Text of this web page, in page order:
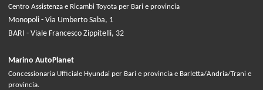
Centro Assistenza e Ricambi Toyota per Bari e provincia
Monopoli - Via Umberto Saba, 1
BARI - Viale Francesco Zippitelli, 32
Marino AutoPlanet
Concessionaria Ufficiale Hyundai per Bari e provincia e Barletta/Andria/Trani e
provincia.